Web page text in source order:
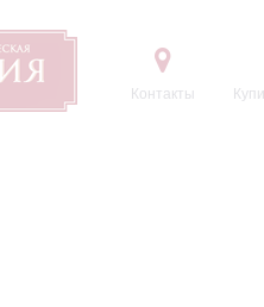
Контакты